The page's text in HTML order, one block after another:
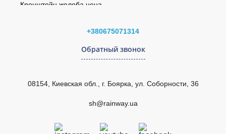
Кронштейн желоба цена
Кровельная вентиляция EliteVent
Водосточная система
rainway 90
Угол желоба внутренний 135° (RAINWAY 130) серый
Угол желоба внутренний 135° (RAINWAY 90) красный
Угол желоба наружный 90° (RAINWAY 130) зеленый
Угол наружный 90° L-3000 мм графитовый
графитовая
+380675071314
Обратный звонок
08154, Киевская обл., г. Боярка, ул. Соборности, 36
sh@rainway.ua